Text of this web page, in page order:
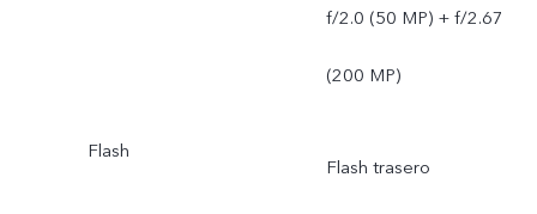
f/2.0 (50 MP) + f/2.67
(200 MP)
Flash
Flash trasero